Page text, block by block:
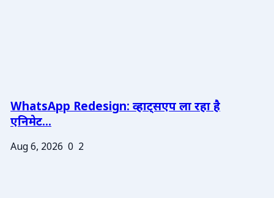
WhatsApp Redesign: व्हाट्सएप ला रहा है
एनिमेट...
Aug 6, 2026 0 2